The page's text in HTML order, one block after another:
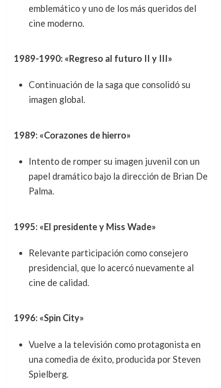
emblemático y uno de los más queridos del
cine moderno.
1989-1990: «Regreso al futuro II y III»
Continuación de la saga que consolidó su
imagen global.
1989: «Corazones de hierro»
Intento de romper su imagen juvenil con un
papel dramático bajo la dirección de Brian De
Palma.
1995: «El presidente y Miss Wade»
Relevante participación como consejero
presidencial, que lo acercó nuevamente al
cine de calidad.
1996: «Spin City»
Vuelve a la televisión como protagonista en
una comedia de éxito, producida por Steven
Spielberg.